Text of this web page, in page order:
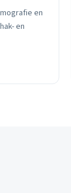
en
en